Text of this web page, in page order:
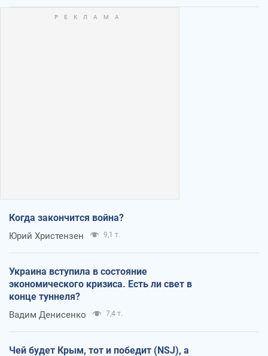
Когда закончится война?
Юрий Христензен 9,1 т.
Украина вступила в состояние
экономического кризиса. Есть ли свет в
конце туннеля?
Вадим Денисенко 7,4 т.
Чей будет Крым, тот и победит (NSJ), а